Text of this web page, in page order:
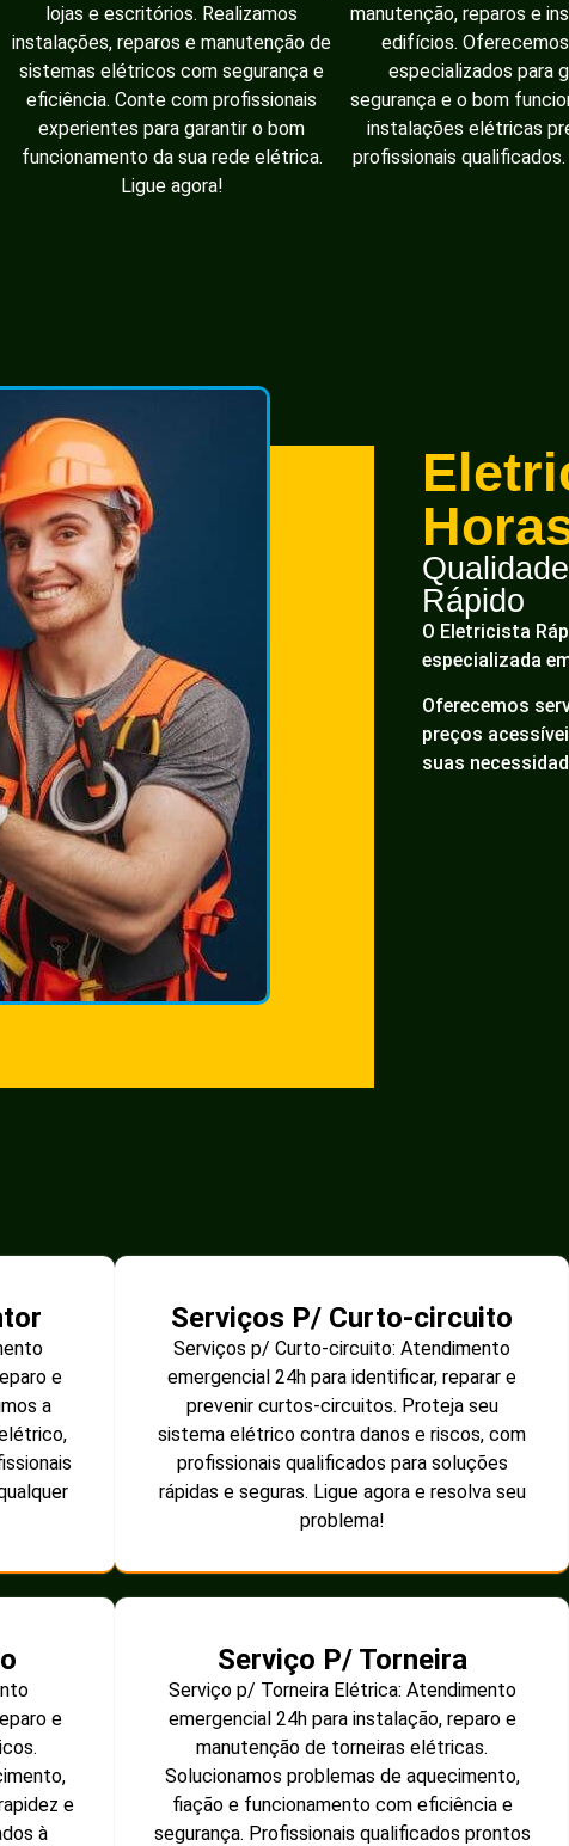
lojas e escritórios. Realizamos
instalações, reparos e manutenção de
sistemas elétricos com segurança e
eficiência. Conte com profissionais
experientes para garantir o bom
funcionamento da sua rede elétrica.
Ligue agora!
manutenção, reparos e
edifícios.
especializados para
segurança e o bom
instalações elétricas
profissionais
Rápido
O Eletricista
especializada
Oferecemos
preços
suas
e
a
Serviços P/ Curto-circuito
Serviços p/ Curto-circuito: Atendimento
emergencial 24h para identificar, reparar e
prevenir curtos-circuitos. Proteja seu
sistema elétrico contra danos e riscos, com
profissionais qualificados para soluções
rápidas e seguras. Ligue agora e resolva seu
problema!
e
e
à
Serviço P/ Torneira
Serviço p/ Torneira Elétrica: Atendimento
emergencial 24h para instalação, reparo e
manutenção de torneiras elétricas.
Solucionamos problemas de aquecimento,
fiação e funcionamento com eficiência e
segurança. Profissionais qualificados prontos